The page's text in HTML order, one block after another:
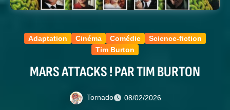
Adaptation Cinéma Comédie
Science-fiction
Tim Burton
MARS ATTACKS ! PAR TIM BURTON
Tornado 08/02/2026